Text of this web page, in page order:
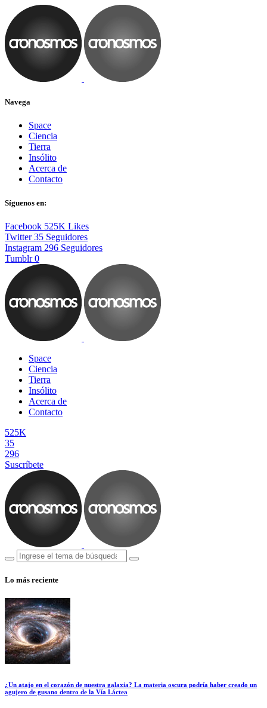
Navega
Space
Ciencia
Tierra
Insólito
Acerca de
Contacto
Síguenos en:
Facebook 525K Likes
Twitter 35 Seguidores
Instagram 296 Seguidores
Tumblr 0
Space
Ciencia
Tierra
Insólito
Acerca de
Contacto
525K
35
296
Suscríbete
Lo más reciente
¿Un atajo en el corazón de nuestra galaxia? La materia oscura podría haber creado un
agujero de gusano dentro de la Vía Láctea